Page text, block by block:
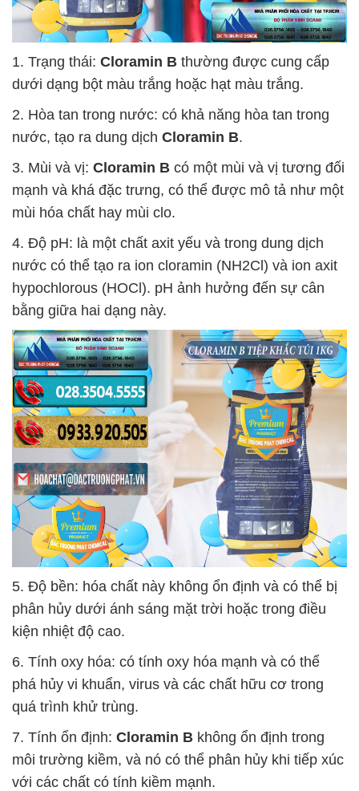
1. Trạng thái: Cloramin B thường được cung cấp
dưới dạng bột màu trắng hoặc hạt màu trắng.
2. Hòa tan trong nước: có khả năng hòa tan trong
nước, tạo ra dung dịch Cloramin B.
3. Mùi và vị: Cloramin B có một mùi và vị tương đối
mạnh và khá đặc trưng, có thể được mô tả như một
mùi hóa chất hay mùi clo.
4. Độ pH: là một chất axit yếu và trong dung dịch
nước có thể tạo ra ion cloramin (NH2Cl) và ion axit
hypochlorous (HOCl). pH ảnh hưởng đến sự cân
bằng giữa hai dạng này.
5. Độ bền: hóa chất này không ổn định và có thể bị
phân hủy dưới ánh sáng mặt trời hoặc trong điều
kiện nhiệt độ cao.
6. Tính oxy hóa: có tính oxy hóa mạnh và có thể
phá hủy vi khuẩn, virus và các chất hữu cơ trong
quá trình khử trùng.
7. Tính ổn định: Cloramin B không ổn định trong
môi trường kiềm, và nó có thể phân hủy khi tiếp xúc
với các chất có tính kiềm mạnh.